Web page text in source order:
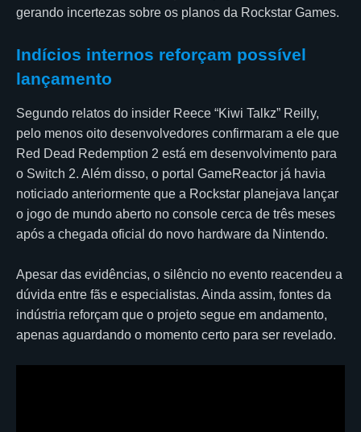
gerando incertezas sobre os planos da Rockstar Games.
Indícios internos reforçam possível
lançamento
Segundo relatos do insider Reece “Kiwi Talkz” Reilly,
pelo menos oito desenvolvedores confirmaram a ele que
Red Dead Redemption 2 está em desenvolvimento para
o Switch 2. Além disso, o portal GameReactor já havia
noticiado anteriormente que a Rockstar planejava lançar
o jogo de mundo aberto no console cerca de três meses
após a chegada oficial do novo hardware da Nintendo.
Apesar das evidências, o silêncio no evento reacendeu a
dúvida entre fãs e especialistas. Ainda assim, fontes da
indústria reforçam que o projeto segue em andamento,
apenas aguardando o momento certo para ser revelado.